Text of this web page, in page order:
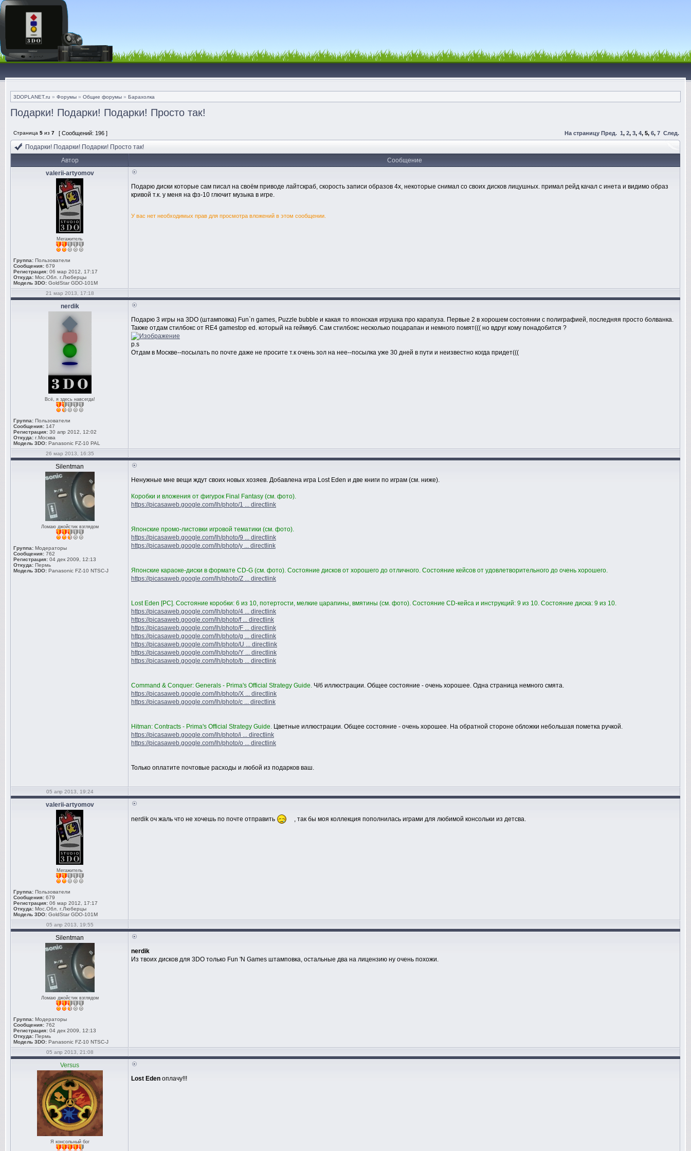
3DOPLANET.ru » Форумы » Общие форумы » Барахолка
Подарки! Подарки! Подарки! Просто так!
Страница 5 из 7 [ Сообщений: 196 ] На страницу Пред. 1, 2, 3, 4, 5, 6, 7 След.
Подарки! Подарки! Подарки! Просто так!
Автор
Сообщение
valerii-artyomov
Мегажитель
Группа: Пользователи
Сообщения: 679
Регистрация: 06 мар 2012, 17:17
Откуда: Мос.Обл. г.Люберцы
Модель 3DO: GoldStar GDO-101M
Подарю диски которые сам писал на своём приводе лайтскраб, скорость записи образов 4х, некоторые снимал со своих дисков лицушных. примал рейд качал с инета и видимо образ
кривой т.к. у меня на фз-10 глючит музыка в игре.
У вас нет необходимых прав для просмотра вложений в этом сообщении.
21 мар 2013, 17:18
nerdik
Всё, я здесь навсегда!
Группа: Пользователи
Сообщения: 147
Регистрация: 30 апр 2012, 12:02
Откуда: г.Москва
Модель 3DO: Panasonic FZ-10 PAL
Подарю 3 игры на 3DO (штамповка) Fun`n games, Puzzle bubble и какая то японская игрушка про карапуза. Первые 2 в хорошем состоянии с полиграфией, последняя просто болванка.
Также отдам стилбокс от RE4 gamestop ed. который на геймкуб. Сам стилбокс несколько поцарапан и немного помят((( но вдруг кому понадобится ?
p.s
Отдам в Москве--посылать по почте даже не просите т.к очень зол на нее--посылка уже 30 дней в пути и неизвестно когда придет(((
26 мар 2013, 16:35
Silentman
Ломаю джойстик взглядом
Группа: Модераторы
Сообщения: 762
Регистрация: 04 дек 2009, 12:13
Откуда: Пермь
Модель 3DO: Panasonic FZ-10 NTSC-J
Ненужные мне вещи ждут своих новых хозяев. Добавлена игра Lost Eden и две книги по играм (см. ниже).
Коробки и вложения от фигурок Final Fantasy (см. фото).
https://picasaweb.google.com/lh/photo/1 ... directlink
Японские промо-листовки игровой тематики (см. фото).
https://picasaweb.google.com/lh/photo/9 ... directlink
https://picasaweb.google.com/lh/photo/y ... directlink
Японские караоке-диски в формате CD-G (см. фото). Состояние дисков от хорошего до отличного. Состояние кейсов от удовлетворительного до очень хорошего.
https://picasaweb.google.com/lh/photo/Z ... directlink
Lost Eden [PC]. Состояние коробки: 6 из 10, потертости, мелкие царапины, вмятины (см. фото). Состояние CD-кейса и инструкций: 9 из 10. Состояние диска: 9 из 10.
https://picasaweb.google.com/lh/photo/4 ... directlink
https://picasaweb.google.com/lh/photo/f ... directlink
https://picasaweb.google.com/lh/photo/F ... directlink
https://picasaweb.google.com/lh/photo/g ... directlink
https://picasaweb.google.com/lh/photo/U ... directlink
https://picasaweb.google.com/lh/photo/Y ... directlink
https://picasaweb.google.com/lh/photo/b ... directlink
Command & Conquer: Generals - Prima's Official Strategy Guide. Ч/б иллюстрации. Общее состояние - очень хорошее. Одна страница немного смята.
https://picasaweb.google.com/lh/photo/X ... directlink
https://picasaweb.google.com/lh/photo/c ... directlink
Hitman: Contracts - Prima's Official Strategy Guide. Цветные иллюстрации. Общее состояние - очень хорошее. На обратной стороне обложки небольшая пометка ручкой.
https://picasaweb.google.com/lh/photo/i ... directlink
https://picasaweb.google.com/lh/photo/o ... directlink
Только оплатите почтовые расходы и любой из подарков ваш.
05 апр 2013, 19:24
valerii-artyomov
Мегажитель
Группа: Пользователи
Сообщения: 679
Регистрация: 06 мар 2012, 17:17
Откуда: Мос.Обл. г.Люберцы
Модель 3DO: GoldStar GDO-101M
nerdik оч жаль что не хочешь по почте отправить , так бы моя коллекция пополнилась играми для любимой консольки из детсва.
05 апр 2013, 19:55
Silentman
Ломаю джойстик взглядом
Группа: Модераторы
Сообщения: 762
Регистрация: 04 дек 2009, 12:13
Откуда: Пермь
Модель 3DO: Panasonic FZ-10 NTSC-J
nerdik
Из твоих дисков для 3DO только Fun 'N Games штамповка, остальные два на лицензию ну очень похожи.
05 апр 2013, 21:08
Versus
Я консольный бог
Lost Eden оплачу!!!